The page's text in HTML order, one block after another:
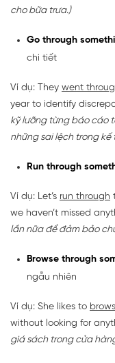
cho bữa trưa.)
Go through
chi tiết
Ví dụ: They went
year to identify
kỹ lưỡng từng báo cáo
những sai lệch trong kế
Run through
Ví dụ: Let’s run through
we haven’t missed
lần nữa để đảm bảo
Browse through
ngẫu nhiên
Ví dụ: She likes to
without looking for
giá sách trong cửa